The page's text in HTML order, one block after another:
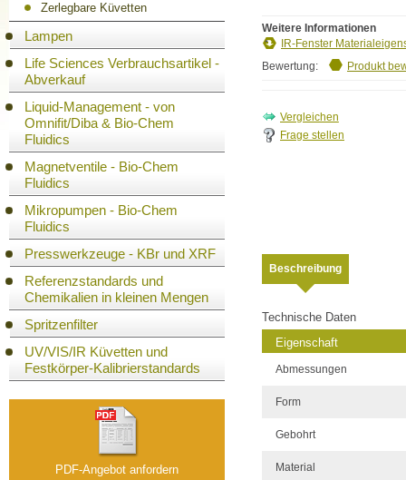
Zerlegbare Küvetten
Lampen
Life Sciences Verbrauchsartikel -
Abverkauf
Liquid-Management - von
Omnifit/Diba & Bio-Chem
Fluidics
Magnetventile - Bio-Chem
Fluidics
Mikropumpen - Bio-Chem
Fluidics
Presswerkzeuge - KBr und XRF
Referenzstandards und
Chemikalien in kleinen Mengen
Spritzenfilter
UV/VIS/IR Küvetten und
Festkörper-Kalibrierstandards
PDF-Angebot anfordern
Weitere Informationen
IR-Fenster
Bewertung:
Produkt
Frage stellen
Beschreibung
Technische Daten
Eigenschaft
Abmessungen
Form
Gebohrt
Material